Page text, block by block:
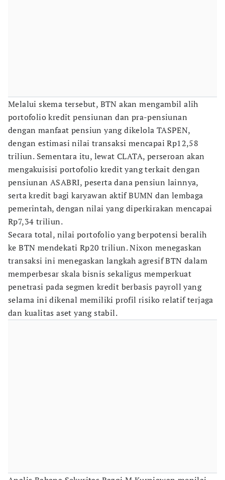
Melalui skema tersebut, BTN akan mengambil alih
portofolio kredit pensiunan dan pra-pensiunan
dengan manfaat pensiun yang dikelola TASPEN,
dengan estimasi nilai transaksi mencapai Rp12,58
triliun. Sementara itu, lewat CLATA, perseroan akan
mengakuisisi portofolio kredit yang terkait dengan
pensiunan ASABRI, peserta dana pensiun lainnya,
serta kredit bagi karyawan aktif BUMN dan lembaga
pemerintah, dengan nilai yang diperkirakan mencapai
Rp7,34 triliun.
Secara total, nilai portofolio yang berpotensi beralih
ke BTN mendekati Rp20 triliun. Nixon menegaskan
transaksi ini menegaskan langkah agresif BTN dalam
memperbesar skala bisnis sekaligus memperkuat
penetrasi pada segmen kredit berbasis payroll yang
selama ini dikenal memiliki profil risiko relatif terjaga
dan kualitas aset yang stabil.